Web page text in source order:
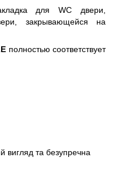
для WC двери,
закрывающейся на
полностью соответствует
вигляд та безупречна